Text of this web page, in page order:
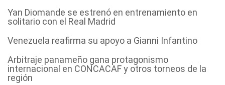
Yan Diomande se estrenó en entrenamiento en
solitario con el Real Madrid
Venezuela reafirma su apoyo a Gianni Infantino
Arbitraje panameño gana protagonismo
internacional en CONCACAF y otros torneos de la
región